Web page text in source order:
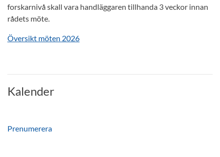
forskarnivå skall vara handläggaren tillhanda 3 veckor innan
rådets möte.
Översikt möten 2026
Kalender
Prenumerera